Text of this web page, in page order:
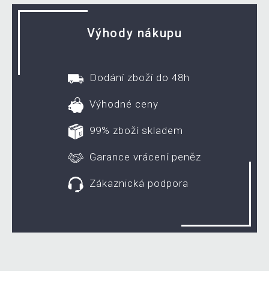
Výhody nákupu
Dodání zboží do 48h
Výhodné ceny
99% zboží skladem
Garance vrácení peněz
Zákaznická podpora